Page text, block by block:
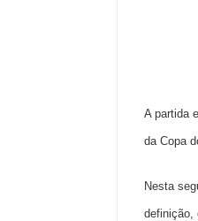
A partida
da Copa
Nesta
definição,